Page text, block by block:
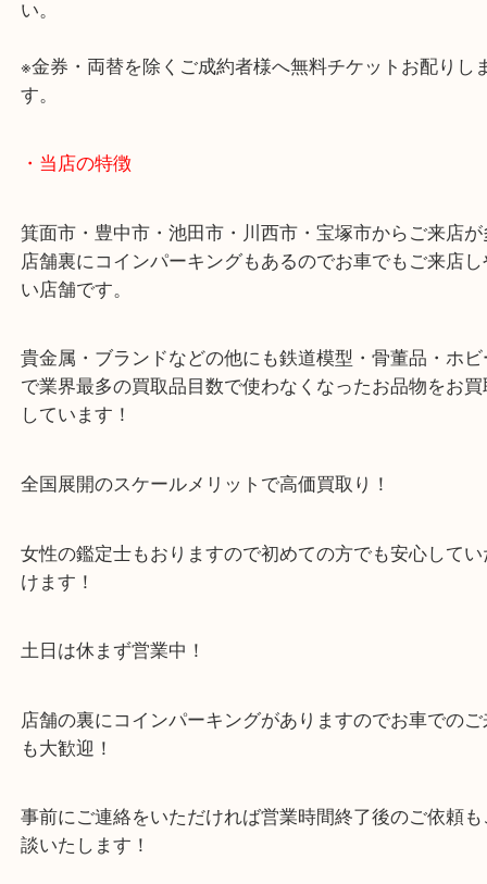
い。
※金券・両替を除くご成約者様へ無料チケットお配
・当店の特徴
箕面市・豊中市・池田市・川西市・宝塚市からご来
店舗裏にコインパーキングもあるのでお車でもご来
で業界最多の買取品目数で使わなくなったお品物を
しています！
全国展開のスケールメリットで高価買取り！
女性の鑑定士もおりますので初めての方でも安心し
けます！